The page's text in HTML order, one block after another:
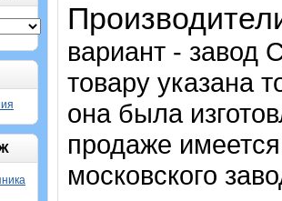
вариант - завод
товару указана
она была
продаже
московского